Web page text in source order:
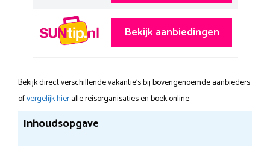
Bekijk aanbiedingen
Bekijk direct verschillende vakantie's bij bovengenoemde aanbieders
ofvergelijk hieralle reisorganisaties en boek online.
Inhoudsopgave